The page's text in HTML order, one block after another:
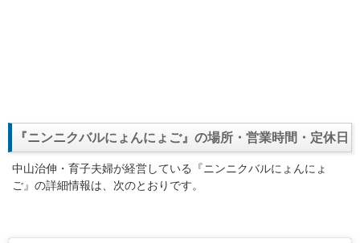
『ニンニクバルにょんにょご』の場所・営業時間・定休日
中山治伸・育子夫婦が経営している『ニンニクバルにょんにょ
ご』の詳細情報は、次のとおりです。